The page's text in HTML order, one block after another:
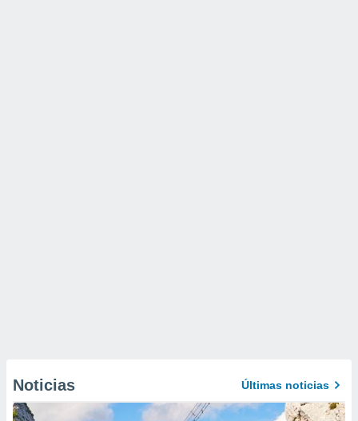
Noticias Últimas noticias